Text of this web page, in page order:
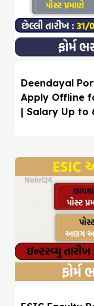
Deendayal
Apply Offline
| Salary Up to